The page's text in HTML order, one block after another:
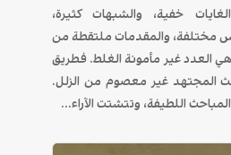
خفية، والشبهات كثيرة،
مختلفة، والمقدمات ملتقطة من
العدد غير مأمونة الغلط‏.‏ فطريق
المجتهد غير معصوم من الزلل.
اللطيفة، وتتشتت الآراء...